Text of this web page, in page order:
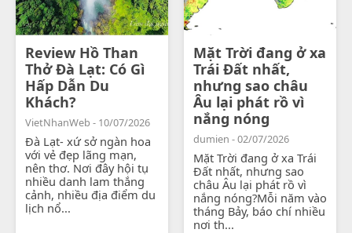
Review Hồ Than
Thở Đà Lạt: Có Gì
Hấp Dẫn Du
Khách?
VietNhanWeb - 10/07/2026
Đà Lạt- xứ sở ngàn hoa
với vẻ đẹp lãng mạn,
nên thơ. Nơi đây hội tụ
nhiều danh lam thắng
cảnh, nhiều địa điểm du
lịch nổ...
Mặt Trời đang ở xa
Trái Đất nhất,
nhưng sao châu
Âu lại phát rồ vì
nắng nóng
dumien - 02/07/2026
Mặt Trời đang ở xa Trái
Đất nhất, nhưng sao
châu Âu lại phát rồ vì
nắng nóng?Mỗi năm vào
tháng Bảy, báo chí nhiều
nơi th...